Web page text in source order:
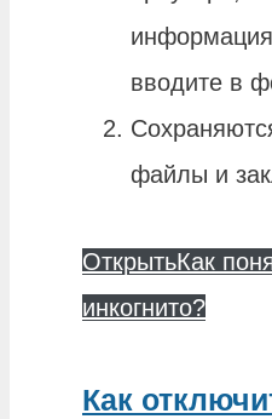
вводите в
файлы и
ОткрытьКак
инкогнито?
Как